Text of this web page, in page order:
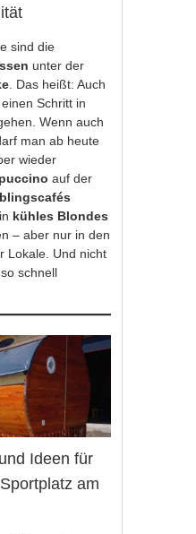
sind die
unter der
. Das heißt: Auch
Schritt in
Wenn auch
man ab heute
wieder
auf der
kühles Blondes
– aber nur in den
Lokale. Und nicht
schnell
Ideen für
am